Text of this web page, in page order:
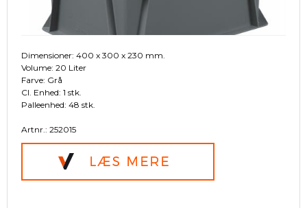
Dimensioner: 400 x 300 x 230 mm.
Volume: 20 Liter
Farve: Grå
Cl. Enhed: 1 stk.
Palleenhed: 48 stk.
Artnr.: 252015